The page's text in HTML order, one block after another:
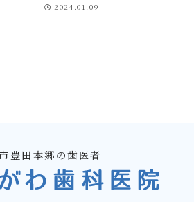
2024.01.09
豊田本郷の歯医者